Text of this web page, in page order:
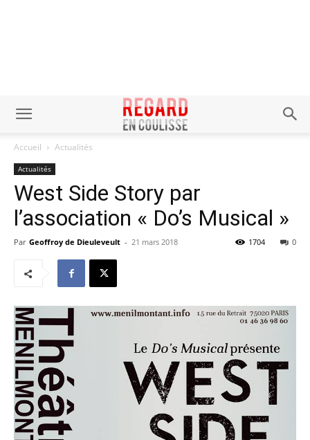
Accueil Actualités
Actualités
West Side Story par
l’association « Do’s Musical »
Par Geoffroy de Dieuleveult - 21 mars 2018 0
1704